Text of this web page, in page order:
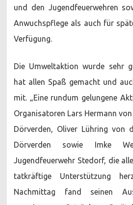
und den Jugendfeuerwehren
Anwuchspflege als auch für
Verfügung.
Die Umweltaktion wurde sehr
hat allen Spaß gemacht und
mit. „Eine rundum gelungene
Organisatoren Lars Hermann
Dörverden, Oliver Lühring von
Dörverden sowie Imke
Jugendfeuerwehr Stedorf, die
tatkräftige Unterstützung
Nachmittag fand seinen